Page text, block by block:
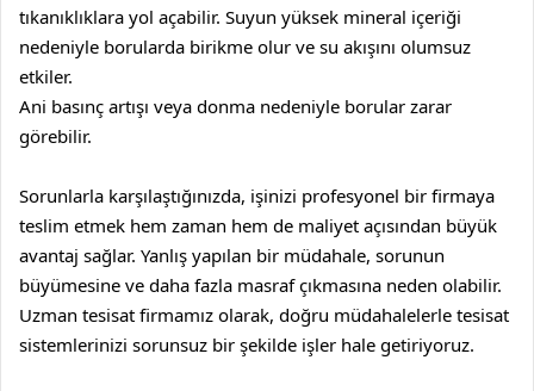
tıkanıklıklara yol açabilir. Suyun yüksek mineral içeriği
nedeniyle borularda birikme olur ve su akışını olumsuz
etkiler.
Ani basınç artışı veya donma nedeniyle borular zarar
görebilir.
Sorunlarla karşılaştığınızda, işinizi profesyonel bir firmaya
teslim etmek hem zaman hem de maliyet açısından büyük
avantaj sağlar. Yanlış yapılan bir müdahale, sorunun
büyümesine ve daha fazla masraf çıkmasına neden olabilir.
Uzman tesisat firmamız olarak, doğru müdahalelerle tesisat
sistemlerinizi sorunsuz bir şekilde işler hale getiriyoruz.